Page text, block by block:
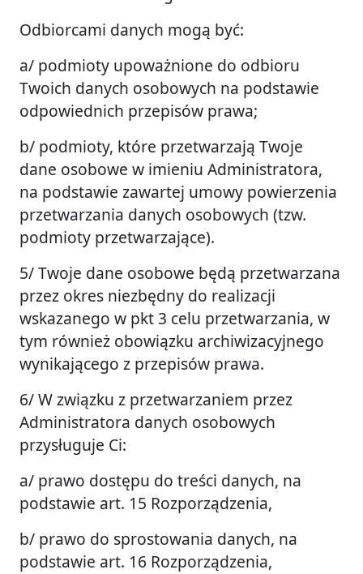
Odbiorcami danych mogą być:
a/ podmioty upoważnione do odbioru
Twoich danych osobowych na podstawie
odpowiednich przepisów prawa;
b/ podmioty, które przetwarzają Twoje
dane osobowe w imieniu Administratora,
na podstawie zawartej umowy powierzenia
przetwarzania danych osobowych (tzw.
podmioty przetwarzające).
5/ Twoje dane osobowe będą przetwarzana
przez okres niezbędny do realizacji
wskazanego w pkt 3 celu przetwarzania, w
tym również obowiązku archiwizacyjnego
wynikającego z przepisów prawa.
6/ W związku z przetwarzaniem przez
Administratora danych osobowych
przysługuje Ci:
a/ prawo dostępu do treści danych, na
podstawie art. 15 Rozporządzenia,
b/ prawo do sprostowania danych, na
podstawie art. 16 Rozporządzenia,